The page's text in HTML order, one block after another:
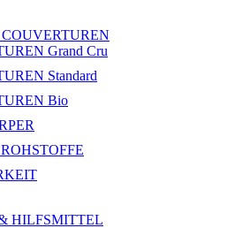
Grand Cru
Standard
Bio
HILFSMITTEL